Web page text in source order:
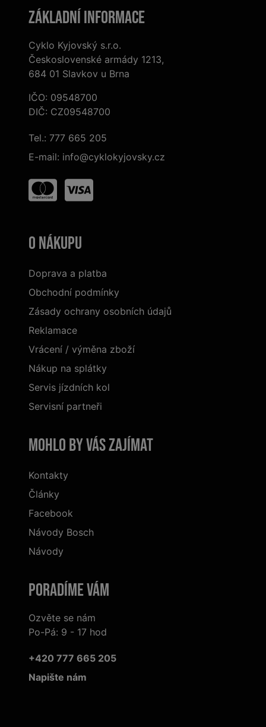
Základní informace
Cyklo Kyjovský s.r.o.
Československé armády 1213,
684 01 Slavkov u Brna
IČO: 09548700
DIČ: CZ09548700
Tel.: 777 665 205
E-mail: info@cyklokyjovsky.cz
O nákupu
Doprava a platba
Obchodní podmínky
Zásady ochrany osobních údajů
Reklamace
Vrácení / výměna zboží
Nákup na splátky
Servis jízdních kol
Servisní partneři
Mohlo by vás zajímat
Kontakty
Články
Facebook
Návody Bosch
Návody
Poradíme Vám
Ozvěte se nám
Po-Pá: 9 - 17 hod
+420 777 665 205
Napište nám